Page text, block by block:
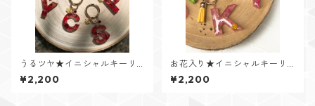
うるツヤ★イニシャルキーリ
ング【Glitter Heartシリー
ズ】
¥2,200
お花入り★イニシャルキーリ
ング【Flower Jewelシリー
ズ】
¥2,200